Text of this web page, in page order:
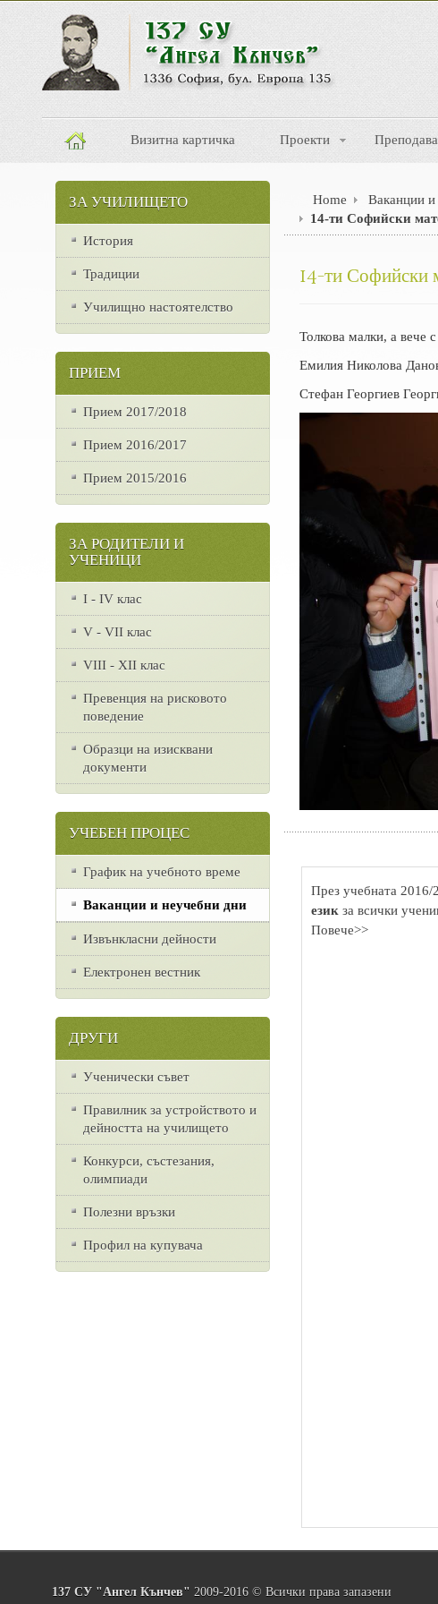
Визитна картичка Проекти
Home Ваканции
14-ти Софийски
14-ти Софийски
Толкова малки, а вече
Емилия Николова
Стефан Георгиев
През учебната 2016/
език за всички
Повече>>
ЗА УЧИЛИЩЕТО
История
Традиции
Училищно настоятелство
ПРИЕМ
Прием 2017/2018
Прием 2016/2017
Прием 2015/2016
ЗА РОДИТЕЛИ И
УЧЕНИЦИ
I - IV клас
V - VII клас
VІІІ - ХІІ клас
Превенция на рисковото
поведение
Образци на изисквани
документи
УЧЕБЕН ПРОЦЕС
График на учебното време
Ваканции и неучебни дни
Извънкласни дейности
Електронен вестник
ДРУГИ
Ученически съвет
Правилник за устройството и
дейността на училището
Конкурси, състезания,
олимпиади
Полезни връзки
Профил на купувача
137 СУ "Ангел Кънчев" 2009-2016 © Всички права запазени